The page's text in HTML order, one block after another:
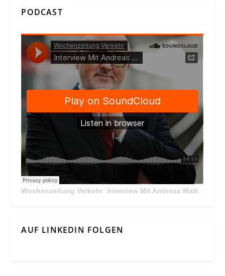
PODCAST
Wochenzeitung Verkehr · Interview Mit Andreas Matthä, CEO der ÖBB Holding
AUF LINKEDIN FOLGEN